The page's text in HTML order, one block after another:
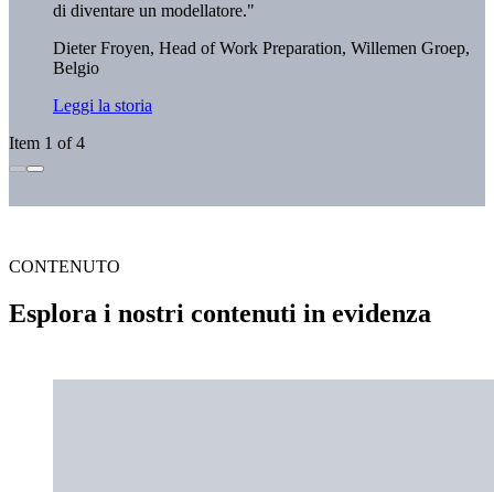
di diventare un modellatore."
Dieter Froyen, Head of Work Preparation, Willemen Groep,
Belgio
Leggi la storia
Item 1 of 4
CONTENUTO
Esplora i nostri contenuti in evidenza